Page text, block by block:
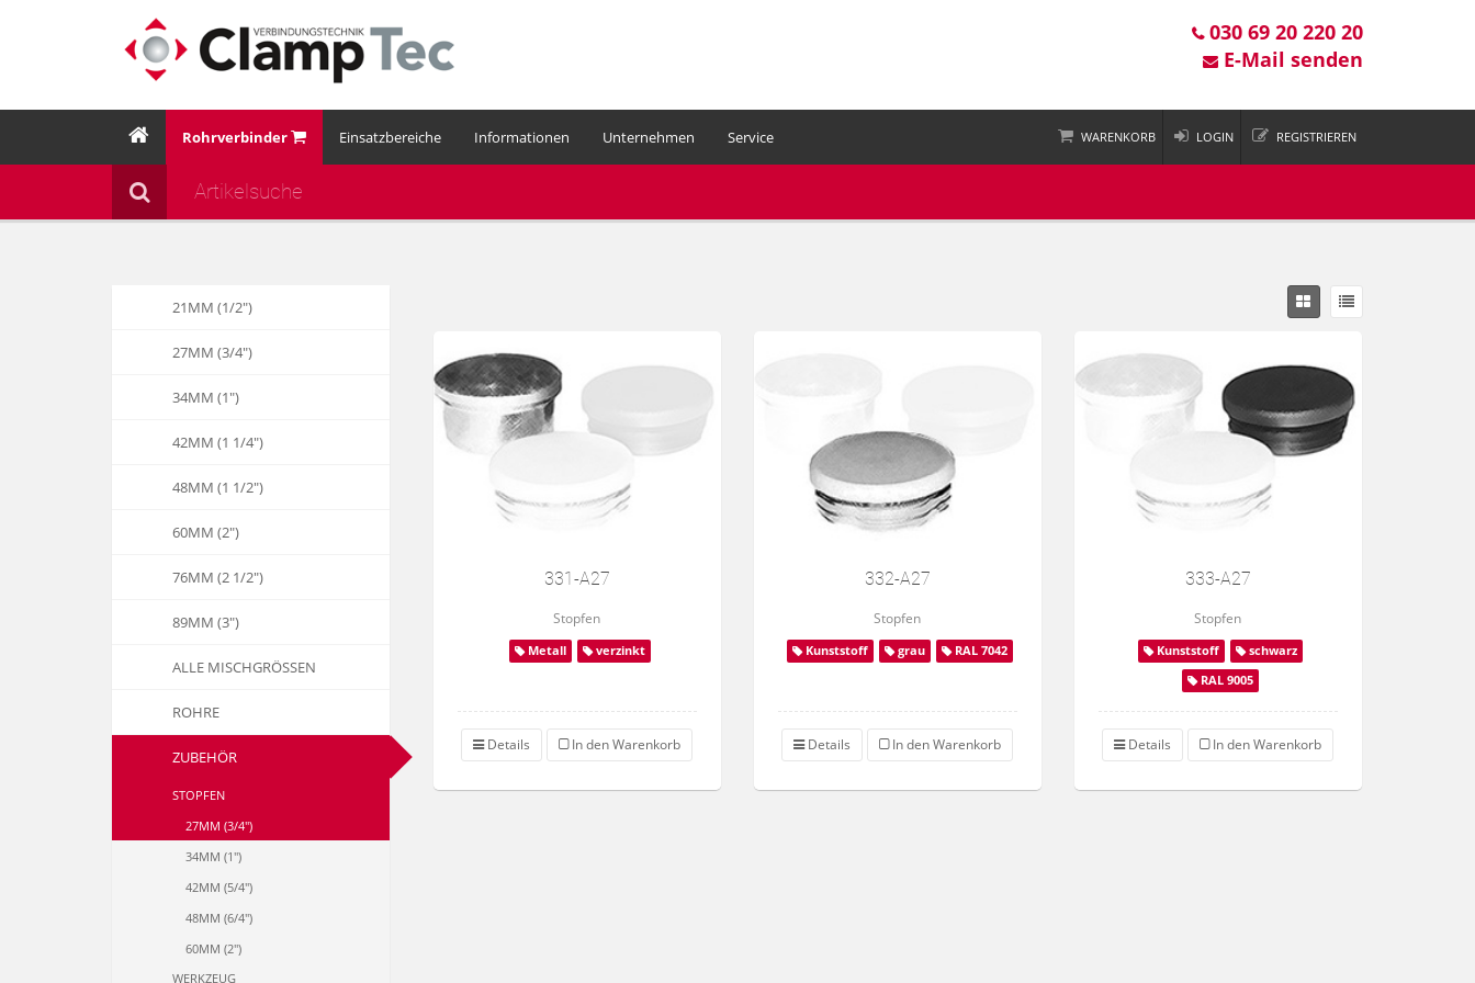
030 69 20 220 20
E-Mail senden
Rohrverbinder Einsatzbereiche Informationen Unternehmen Service WARENKORB LOGIN REGISTRIEREN
21MM (1/2")
27MM (3/4")
34MM (1")
42MM (1 1/4")
48MM (1 1/2")
60MM (2")
76MM (2 1/2")
89MM (3")
ALLE MISCHGRÖSSEN
ROHRE
ZUBEHÖR
STOPFEN
27MM (3/4")
34MM (1")
42MM (5/4")
48MM (6/4")
60MM (2")
WERKZEUG
331-A27
Stopfen
Metall verzinkt
Details In den Warenkorb
332-A27
Stopfen
Kunststoff grau RAL 7042
Details In den Warenkorb
333-A27
Stopfen
Kunststoff
schwarz
RAL 9005
Details In den Warenkorb